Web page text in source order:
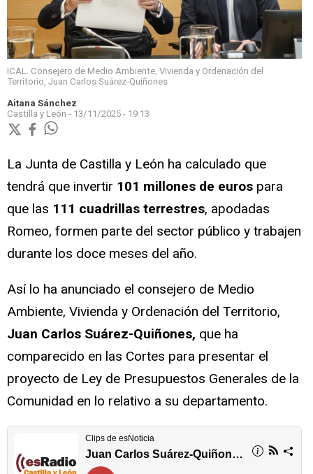
ICAL. Consejero de Medio Ambiente, Vivienda y Ordenación del
Territorio, Juan Carlos Suárez-Quiñones
Aitana Sánchez
Castilla y León - 13/11/2025 - 19:13
La Junta de Castilla y León ha calculado que
tendrá que invertir 101 millones de euros para
que las 111 cuadrillas terrestres, apodadas
Romeo, formen parte del sector público y trabajen
durante los doce meses del año.
Así lo ha anunciado el consejero de Medio
Ambiente, Vivienda y Ordenación del Territorio,
Juan Carlos Suárez-Quiñones, que ha
comparecido en las Cortes para presentar el
proyecto de Ley de Presupuestos Generales de la
Comunidad en lo relativo a su departamento.